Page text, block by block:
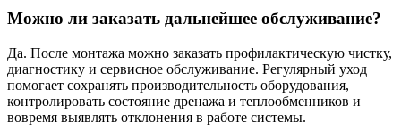
Можно ли заказать дальнейшее обслуживание?
Да. После монтажа можно заказать профилактическую чистку,
диагностику и сервисное обслуживание. Регулярный уход
помогает сохранять производительность оборудования,
контролировать состояние дренажа и теплообменников и
вовремя выявлять отклонения в работе системы.